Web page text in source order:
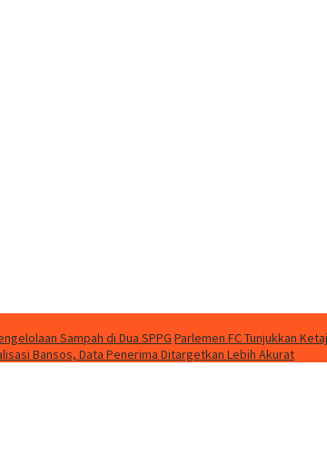
Sampah di Dua SPPG Parlemen FC Tunjukkan
Bansos, Data Penerima Ditargetkan Lebih Akurat